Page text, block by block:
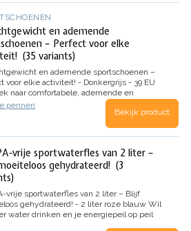
en ademende
– Perfect voor elke
(35 variants)
en ademende sportschoenen –
voor elke activiteit! - Donkergrijs - 39 EU
naar comfortabele, ademende en
sportschoenen? Deze lichtgewicht
voor heren zijn perfect voor
wandelen en fitness! Dankzij het
pennen
Bekijk product
vrije sportwaterfles van 2 liter –
gehydrateerd! (3
vrije sportwaterfles van 2 liter – Blijf
gehydrateerd! - 2 liter roze blauw Wil
water drinken en je energiepeil op peil